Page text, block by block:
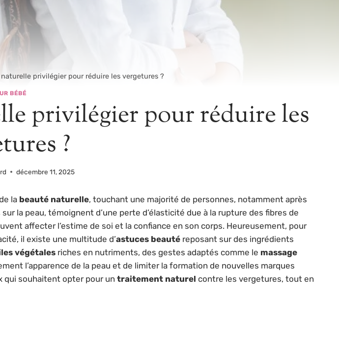
privilégier pour réduire les vergetures ?
BÉBÉ
privilégier pour réduire les
?
décembre 11, 2025
la beauté naturelle, touchant une majorité de personnes, notamment après
la peau, témoignent d’une perte d’élasticité due à la rupture des fibres de
affecter l’estime de soi et la confiance en son corps. Heureusement, pour
il existe une multitude d’astuces beauté reposant sur des ingrédients
végétales riches en nutriments, des gestes adaptés comme le massage
l’apparence de la peau et de limiter la formation de nouvelles marques
qui souhaitent opter pour un traitement naturel contre les vergetures, tout en